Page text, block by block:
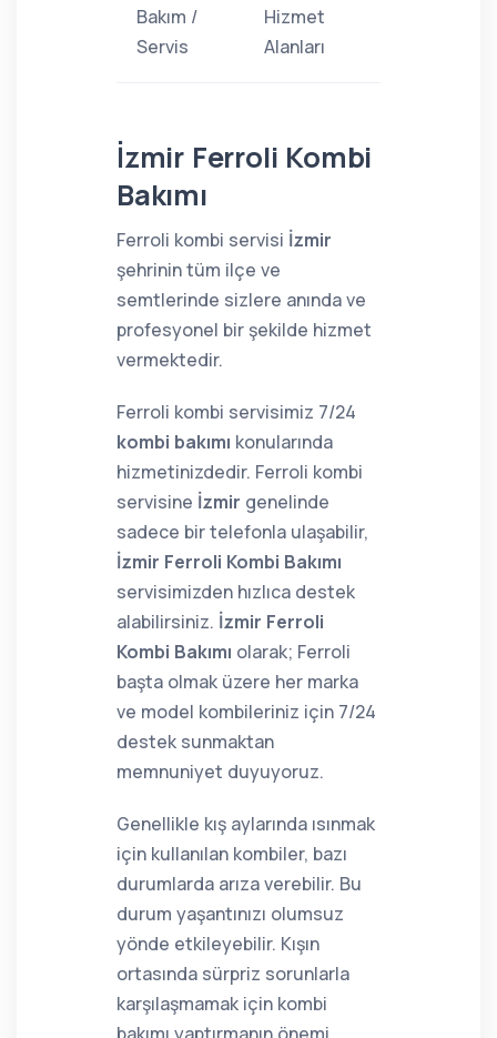
Bakım /
Servis
Hizmet
Alanları
İzmir Ferroli Kombi
Bakımı
Ferroli kombi servisi İzmir
şehrinin tüm ilçe ve
semtlerinde sizlere anında ve
profesyonel bir şekilde hizmet
vermektedir.
Ferroli kombi servisimiz 7/24
kombi bakımı konularında
hizmetinizdedir. Ferroli kombi
servisine İzmir genelinde
sadece bir telefonla ulaşabilir,
İzmir Ferroli Kombi Bakımı
servisimizden hızlıca destek
alabilirsiniz. İzmir Ferroli
Kombi Bakımı olarak; Ferroli
başta olmak üzere her marka
ve model kombileriniz için 7/24
destek sunmaktan
memnuniyet duyuyoruz.
Genellikle kış aylarında ısınmak
için kullanılan kombiler, bazı
durumlarda arıza verebilir. Bu
durum yaşantınızı olumsuz
yönde etkileyebilir. Kışın
ortasında sürpriz sorunlarla
karşılaşmamak için kombi